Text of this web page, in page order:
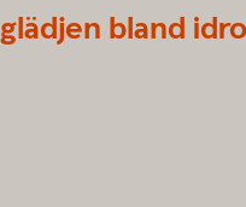
bland